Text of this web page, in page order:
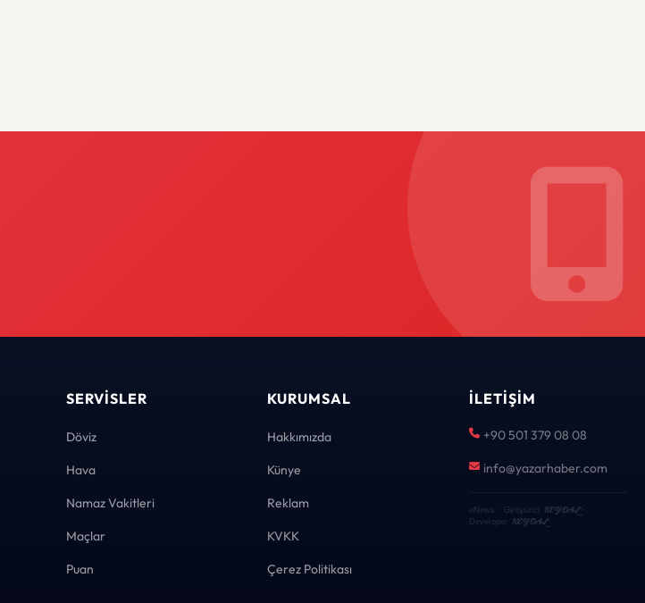
SERVISLER
Döviz
Hava
Namaz Vakitleri
Maçlar
Puan
KURUMSAL
Hakkımızda
Künye
Reklam
KVKK
Çerez Politikası
İLETIŞIM
+90 501 379 08 08
info@yazarhaber.com
eNews · Geliştirici KEYDAL·
Developer KEYDAL